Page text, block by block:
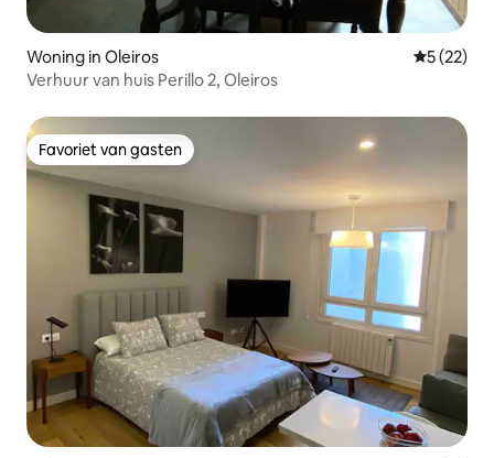
Woning in Oleiros
5 (22)
Verhuur van huis Perillo 2, Oleiros
Favoriet van gasten
Favoriet van gasten